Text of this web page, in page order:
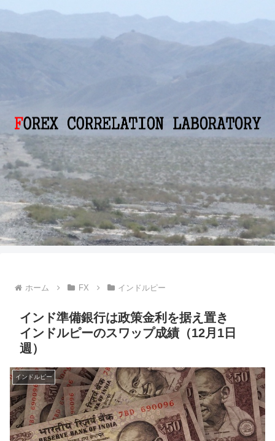
ホーム FX インドルピー
インド準備銀行は政策金利を据え置き
インドルピーのスワップ成績（12月1日
週）
インドルピー